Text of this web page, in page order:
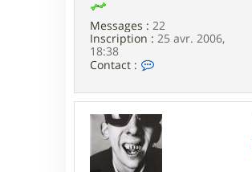
u
9
Messages : 22
Inscription : 25 avr. 2006,
18:38
Contact :
t
a
c
t
e